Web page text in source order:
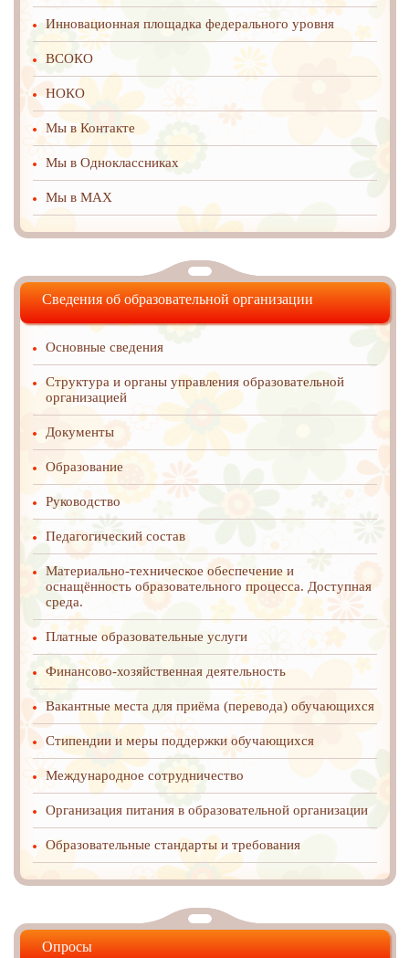
Инновационная площадка федерального уровня
ВСОКО
НОКО
Мы в Контакте
Мы в Одноклассниках
Мы в MAX
Сведения об образовательной организации
Основные сведения
Структура и органы управления образовательной
организацией
Документы
Образование
Руководство
Педагогический состав
Материально-техническое обеспечение и
оснащённость образовательного процесса. Доступная
среда.
Платные образовательные услуги
Финансово-хозяйственная деятельность
Вакантные места для приёма (перевода) обучающихся
Стипендии и меры поддержки обучающихся
Международное cотрудничество
Организация питания в образовательной организации
Образовательные стандарты и требования
Опросы